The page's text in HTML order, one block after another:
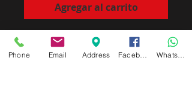
Agregar al carrito
5 CMS DIAMETRO.
otras medidas disponibles
Phone Email Address